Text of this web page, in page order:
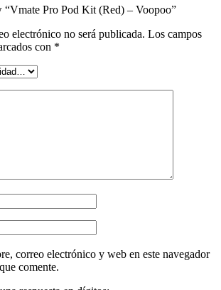
“Vmate Pro Pod Kit (Red) – Voopoo”
electrónico no será publicada. Los campos
con *
correo electrónico y web en este navegador
comente.